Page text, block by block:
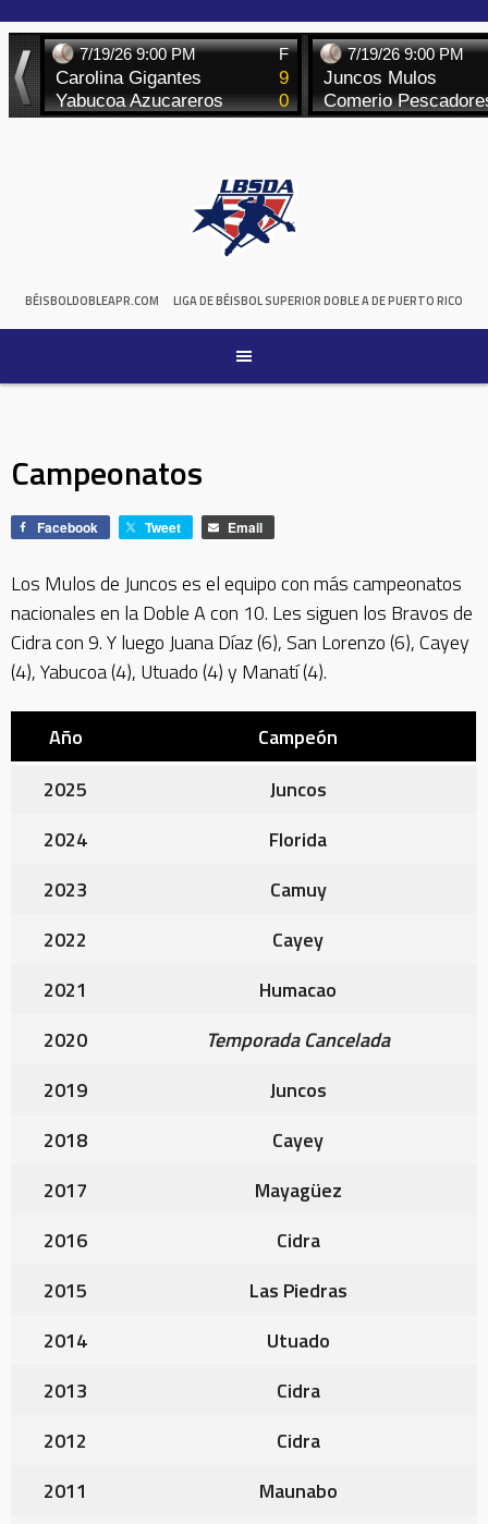
to
content
BÉISBOLDOBLEAPR.COM LIGA DE BÉISBOL SUPERIOR DOBLE A DE PUERTO RICO
Campeonatos
Facebook Tweet Email
Los Mulos de Juncos es el equipo con más campeonatos
nacionales en la Doble A con 10. Les siguen los Bravos de
Cidra con 9. Y luego Juana Díaz (6), San Lorenzo (6), Cayey
(4), Yabucoa (4), Utuado (4) y Manatí (4).
Año
Campeón
2025
Juncos
2024
Florida
2023
Camuy
2022
Cayey
2021
Humacao
2020
Temporada Cancelada
2019
Juncos
2018
Cayey
2017
Mayagüez
2016
Cidra
2015
Las Piedras
2014
Utuado
2013
Cidra
2012
Cidra
2011
Maunabo